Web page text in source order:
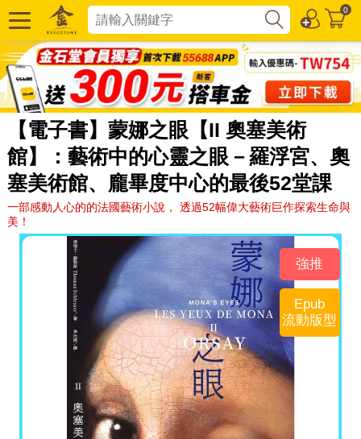
0
【電子書】蒙娜之眼【II 奧塞美術
館】：藝術中的心靈之眼－羅浮宮、奧
塞美術館、龐畢度中心的最後52堂課
一部感動人心的的法國藝術小說， 透過52幅偉大藝術巨作探索生命與
美！
強推
Epub
流動版型